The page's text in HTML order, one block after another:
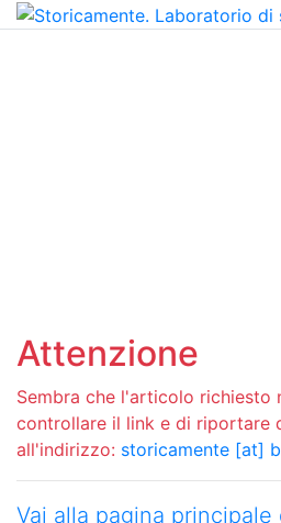
Attenzione
Sembra che l'articolo richiesto
controllare il link e di riportare
all'indirizzo: storicamente [at]
Vai alla pagina principale